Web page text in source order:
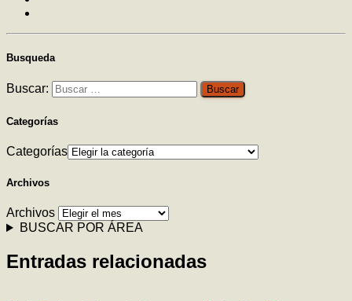
Busqueda
Buscar:
Categorías
Categorías
Archivos
Archivos
BUSCAR POR ÁREA
Entradas relacionadas